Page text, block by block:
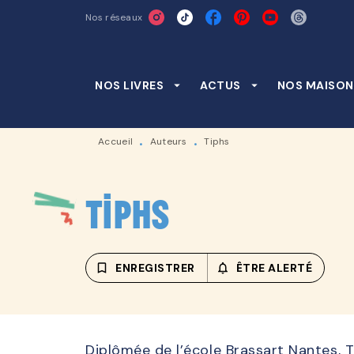
RECHERCHE CONTENU
Nos réseaux
NOS LIVRES arrow_drop_down ACTUS arrow_drop_down NOS
Accueil • Auteurs • Tiphs
Tiphs
bookmark_border ENREGISTRER notifications_none_outlined
ÊTRE ALERTÉ
Diplômée de l’école Brassart